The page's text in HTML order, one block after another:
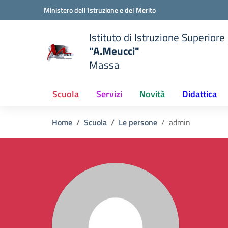
Vai ai contenuti
Vai al menu di navigazioneMinistero dell'Istruzione e del Merito
scuola
Istituto di Istruzione Superiore
"A.Meucci"
Massa
Scuola Servizi Novità Didattica
Home Scuola Le persone admin